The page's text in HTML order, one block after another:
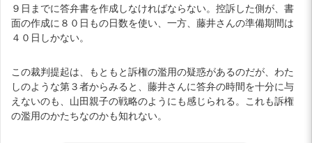
９日までに答弁書を作成しなければならない。控訴した側が、書
面の作成に８０日もの日数を使い、一方、藤井さんの準備期間は
４０日しかない。
この裁判提起は、もともと訴権の濫用の疑惑があるのだが、わた
しのような第３者からみると、藤井さんに答弁の時間を十分に与
えないのも、山田親子の戦略のようにも感じられる。これも訴権
の濫用のかたちなのかも知れない。